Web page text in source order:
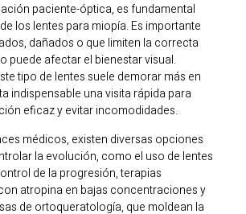
paciente-óptica, es fundamental
los lentes para miopía. Es importante
dañados o que limiten la correcta
puede afectar el bienestar visual.
tipo de lentes suele demorar más en
indispensable una visita rápida para
eficaz y evitar incomodidades.
médicos, existen diversas opciones
la evolución, como el uso de lentes
de la progresión, terapias
atropina en bajas concentraciones y
de ortoqueratología, que moldean la